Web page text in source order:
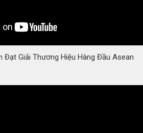
Đạt Giải Thương Hiệu Hàng Đầu Asean